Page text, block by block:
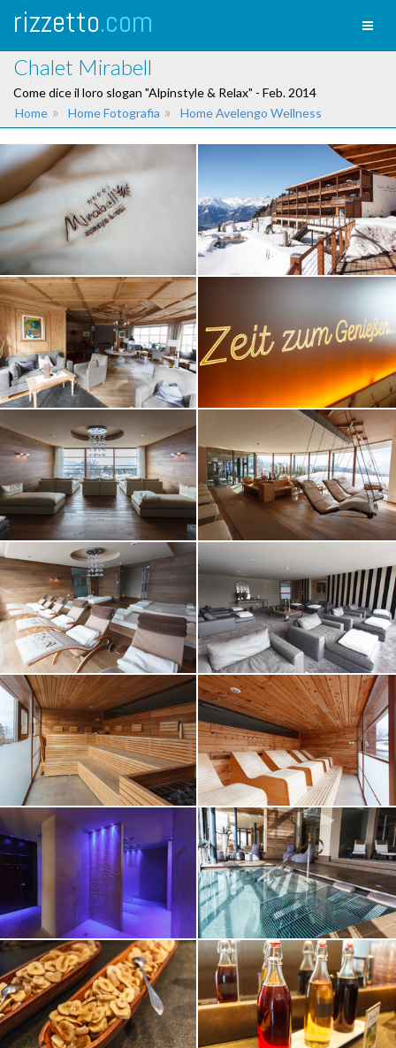
rizzetto.com
Chalet Mirabell
Come dice il loro slogan "Alpinstyle & Relax" - Feb. 2014
Home » Home Fotografia » Home Avelengo Wellness